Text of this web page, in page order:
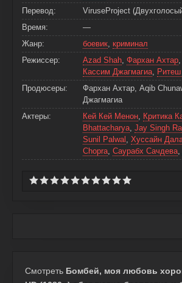
Перевод:
ViruseProject
Время:
—
Жанр:
боевик, криминал
Режиссер:
Azad Shah, Фархан Ахтар,
Кассим Джагмагиа,
Продюсеры:
Фархан Ахтар, Aqib
Джагмагиа
Актеры:
Кей Кей Менон, Критика
Bhattacharya, Jay Singh
Sunil Palwal , Хуссайн
Chopra, Саурабх Сачдева,
Смотреть Бомбей, моя любовь